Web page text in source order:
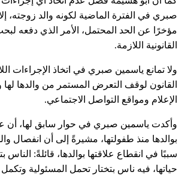
صبري في الفترة الماضية لكونه والد زوجته،
مؤخرًا عن الحد المحتمل، الأمر الذي دفعه
القانونية اللازمة.
ولا تمانع ياسمين صبري في اتخاذ الإجراءات
القانون لوقف التعرض المستمر من والدها
الإعلام ومواقع التواصل الاجتماعي.
وأكدت ياسمين صبري في حوار سابق لها، أن
بوالدها منذ طفولتها، مشيرةً إلى أن انفصال
سببًا في انقطاع علاقتها بوالدها، قائلةً:
حياتها، فيه ناس بتختار تحمل المسئولية